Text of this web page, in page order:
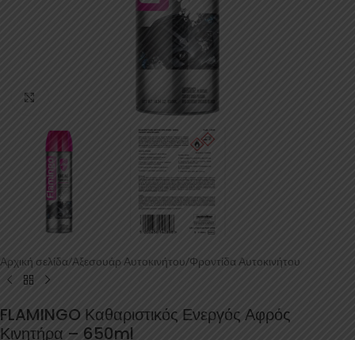
Αρχική σελίδα/Αξεσουάρ Αυτοκινήτου/Φροντίδα Αυτοκινήτου
FLAMINGO Καθαριστικός Ενεργός Αφρός
Κινητήρα – 650ml